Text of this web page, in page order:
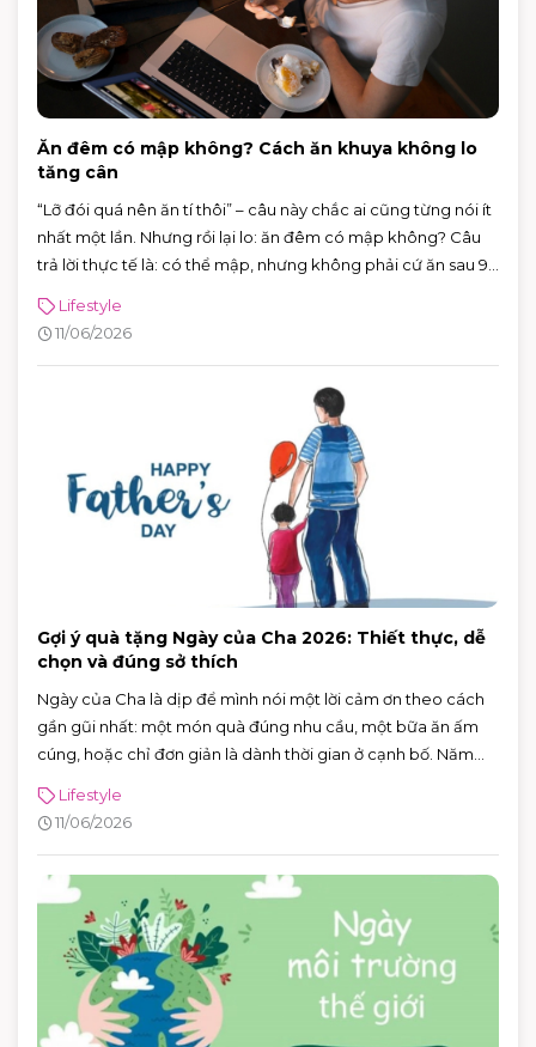
Ăn đêm có mập không? Cách ăn khuya không lo
tăng cân
“Lỡ đói quá nên ăn tí thôi” – câu này chắc ai cũng từng nói ít
nhất một lần. Nhưng rồi lại lo: ăn đêm có mập không? Câu
trả lời thực tế là: có thể mập, nhưng không phải cứ ăn sau 9
Lifestyle
11/06/2026
Gợi ý quà tặng Ngày của Cha 2026: Thiết thực, dễ
chọn và đúng sở thích
Ngày của Cha là dịp để mình nói một lời cảm ơn theo cách
gần gũi nhất: một món quà đúng nhu cầu, một bữa ăn ấm
cúng, hoặc chỉ đơn giản là dành thời gian ở cạnh bố. Năm
thứ ba của tháng 6) — rất tiện để cả nhà lên lịch đi chơi, mua
sắm và ăn uống trong một buổi.
Lifestyle
11/06/2026